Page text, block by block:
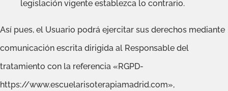
legislación vigente establezca lo contrario.
Así pues, el Usuario podrá ejercitar sus derechos mediante
comunicación escrita dirigida al Responsable del
tratamiento con la referencia «RGPD-
https://www.escuelarisoterapiamadrid.com»,